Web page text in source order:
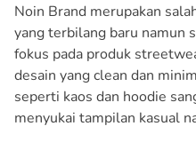
Noin Brand merupakan
yang terbilang baru namun
fokus pada produk
desain yang clean dan
seperti kaos dan hoodie
menyukai tampilan kasual